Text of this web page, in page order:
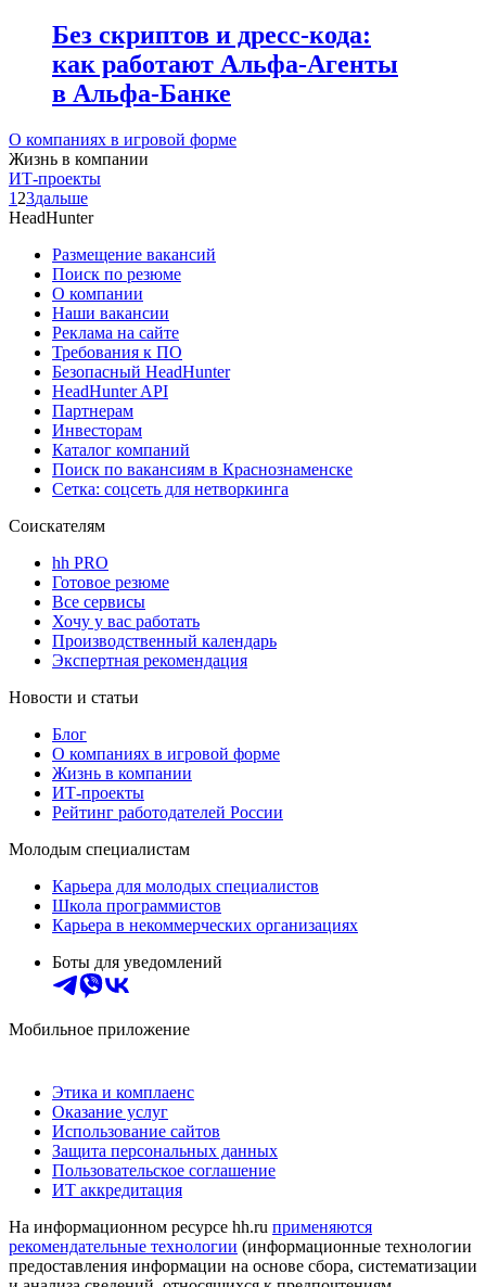
Без скриптов и дресс-кода:
как работают Альфа-Агенты
в Альфа-Банке
О компаниях в игровой форме
Жизнь в компании
ИТ-проекты
1 23дальше
HeadHunter
Размещение вакансий
Поиск по резюме
О компании
Наши вакансии
Реклама на сайте
Требования к ПО
Безопасный HeadHunter
HeadHunter API
Партнерам
Инвесторам
Каталог компаний
Поиск по вакансиям в Краснознаменске
Сетка: соцсеть для нетворкинга
Соискателям
hh PRO
Готовое резюме
Все сервисы
Хочу у вас работать
Производственный календарь
Экспертная рекомендация
Новости и статьи
Блог
О компаниях в игровой форме
Жизнь в компании
ИТ-проекты
Рейтинг работодателей России
Молодым специалистам
Карьера для молодых специалистов
Школа программистов
Карьера в некоммерческих организациях
Боты для уведомлений
Мобильное приложение
Этика и комплаенс
Оказание услуг
Использование сайтов
Защита персональных данных
Пользовательское соглашение
ИТ аккредитация
На информационном ресурсе hh.ru применяются
рекомендательные технологии (информационные технологии
предоставления информации на основе сбора, систематизации